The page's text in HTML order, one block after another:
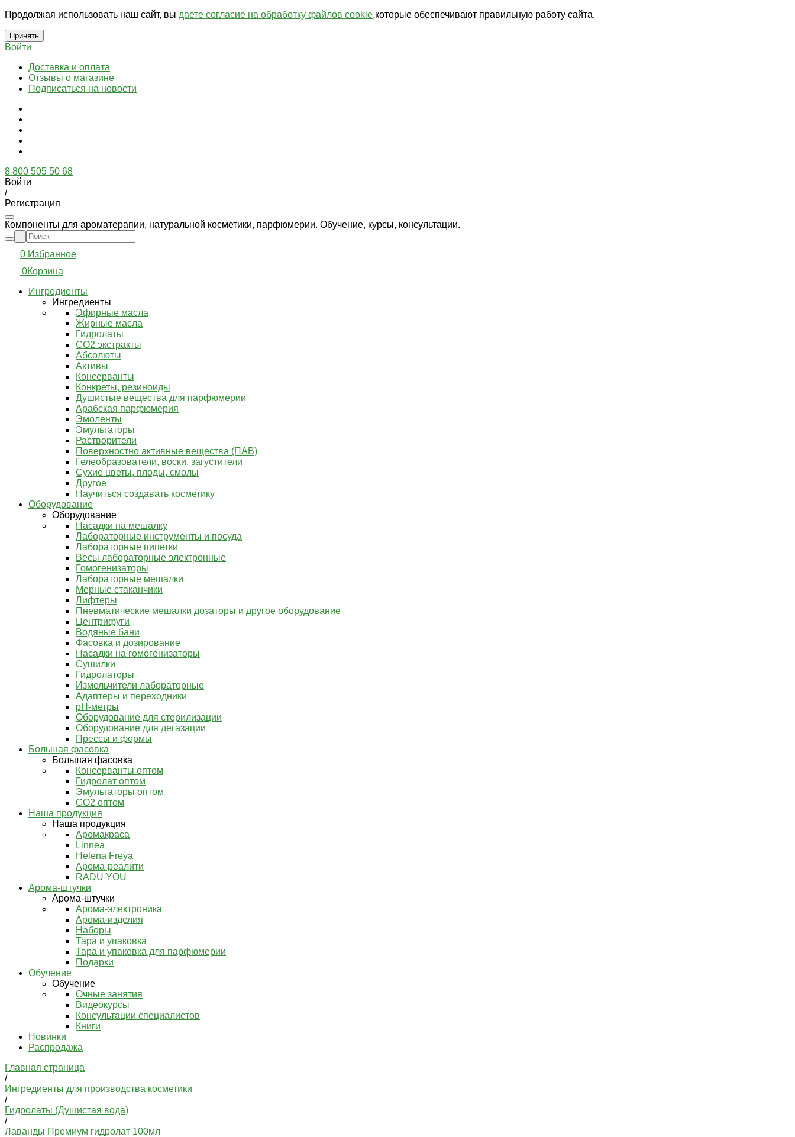
Продолжая использовать наш сайт, вы даете согласие на обработку файлов cookie,которые обеспечивают правильную работу сайта.
Принять
Войти
Доставка и оплата
Отзывы о магазине
Подписаться на новости
8 800 505 50 68
Войти
/
Регистрация
Компоненты для ароматерапии, натуральной косметики, парфюмерии. Обучение, курсы, консультации.
0 Избранное
0Корзина
Ингредиенты
Ингредиенты
Эфирные масла
Жирные масла
Гидролаты
СО2 экстракты
Абсолюты
Активы
Консерванты
Конкреты, резиноиды
Душистые вещества для парфюмерии
Арабская парфюмерия
Эмоленты
Эмульгаторы
Растворители
Поверхностно активные вещества (ПАВ)
Гелеобразователи, воски, загустители
Сухие цветы, плоды, смолы
Другое
Научиться создавать косметику
Оборудование
Оборудование
Насадки на мешалку
Лабораторные инструменты и посуда
Лабораторные пипетки
Весы лабораторные электронные
Гомогенизаторы
Лабораторные мешалки
Мерные стаканчики
Лифтеры
Пневматические мешалки дозаторы и другое оборудование
Центрифуги
Водяные бани
Фасовка и дозирование
Насадки на гомогенизаторы
Сушилки
Гидролаторы
Измельчители лабораторные
Адаптеры и переходники
pH-метры
Оборудование для стерилизации
Оборудование для дегазации
Прессы и формы
Большая фасовка
Большая фасовка
Консерванты оптом
Гидролат оптом
Эмульгаторы оптом
СО2 оптом
Наша продукция
Наша продукция
Аромакраса
Linnea
Helena Freya
Арома-реалити
RADU YOU
Арома-штучки
Арома-штучки
Арома-электроника
Арома-изделия
Наборы
Тара и упаковка
Тара и упаковка для парфюмерии
Подарки
Обучение
Обучение
Очные занятия
Видеокурсы
Консультации специалистов
Книги
Новинки
Распродажа
Главная страница
/
Ингредиенты для производства косметики
/
Гидролаты (Душистая вода)
/
Лаванды Премиум гидролат 100мл